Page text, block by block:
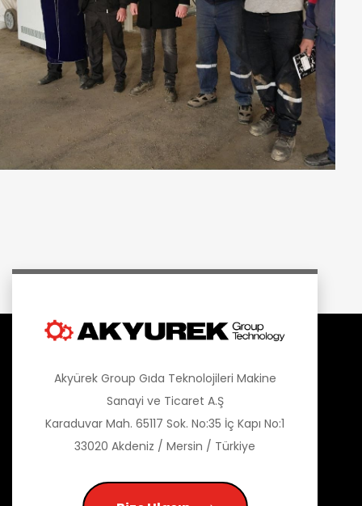
Akyürek Group Gıda Teknolojileri Makine
Sanayi ve Ticaret A.Ş
Karaduvar Mah. 65117 Sok. No:35 İç Kapı No:1
33020 Akdeniz / Mersin / Türkiye